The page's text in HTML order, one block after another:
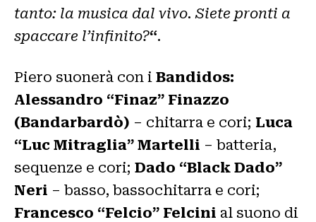
tanto: la musica dal vivo. Siete pronti a
spaccare l’infinito?“.
Piero suonerà con i Bandidos:
Alessandro “Finaz” Finazzo
(Bandarbardò) – chitarra e cori; Luca
“Luc Mitraglia” Martelli – batteria,
sequenze e cori; Dado “Black Dado”
Neri – basso, bassochitarra e cori;
Francesco “Felcio” Felcini al suono di